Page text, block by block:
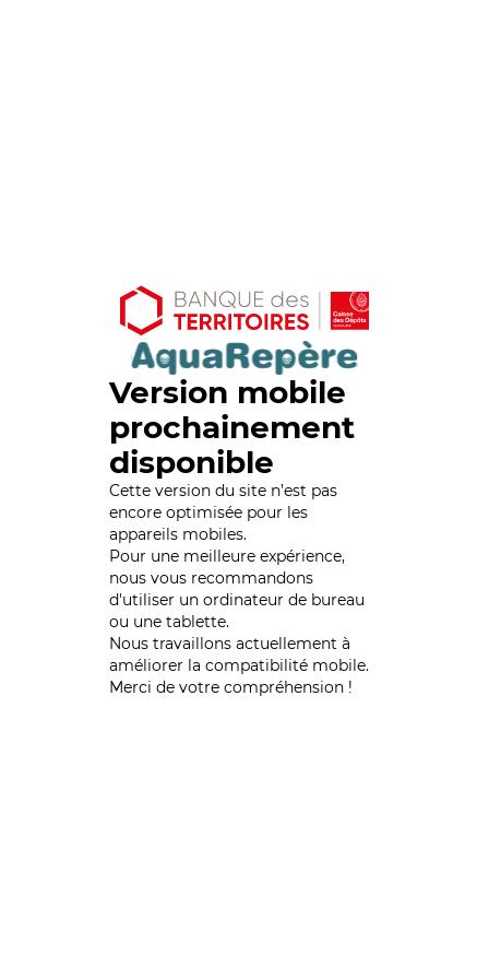
Version mobile
prochainement
disponible
Cette version du site n’est pas
encore optimisée pour les
appareils mobiles.
Pour une meilleure expérience,
nous vous recommandons
d'utiliser un ordinateur de bureau
ou une tablette.
Nous travaillons actuellement à
améliorer la compatibilité mobile.
Merci de votre compréhension !